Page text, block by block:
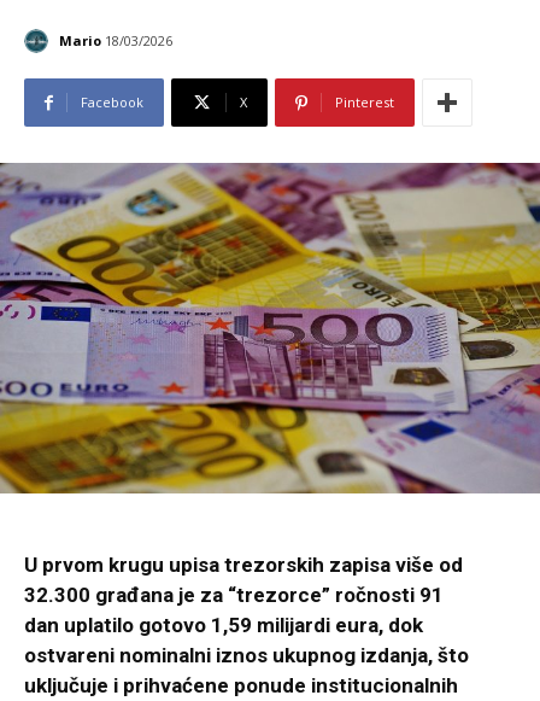
Mario 18/03/2026
Facebook X Pinterest
U prvom krugu upisa trezorskih zapisa više od
32.300 građana je za “trezorce” ročnosti 91
dan uplatilo gotovo 1,59 milijardi eura, dok
ostvareni nominalni iznos ukupnog izdanja, što
uključuje i prihvaćene ponude institucionalnih